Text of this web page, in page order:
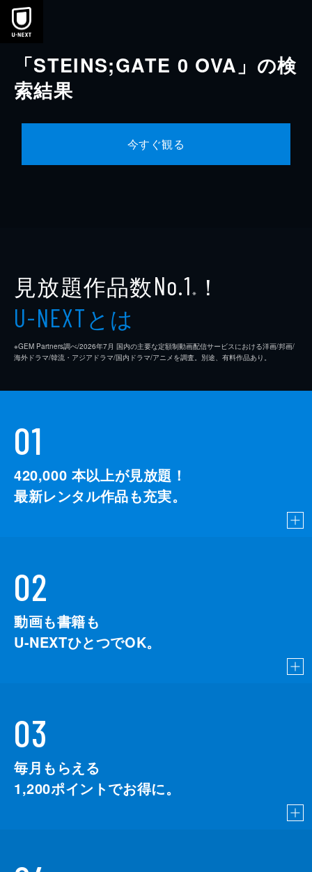
本文へスキップ
「STEINS;GATE 0 OVA」の検
索結果
今すぐ観る
見放題作品数No.1 ※ ！
U-NEXTとは
※GEM Partners調べ/2026年7⽉ 国内の主要な定額制動画配信サービスにおける洋画/邦画/
海外ドラマ/韓流・アジアドラマ/国内ドラマ/アニメを調査。別途、有料作品あり。
01
420,000 本以上が見放題！
最新レンタル作品も充実。
02
動画も書籍も
U-NEXTひとつでOK。
03
毎月もらえる
1,200ポイントでお得に。